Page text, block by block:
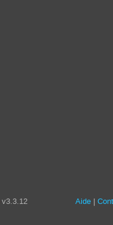
v3.3.12 Aide